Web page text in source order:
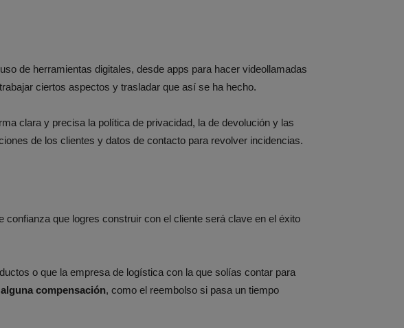
de herramientas digitales, desde apps para hacer videollamadas
ciertos aspectos y trasladar que así se ha hecho.
clara y precisa la política de privacidad, la de devolución y las
de los clientes y datos de contacto para revolver incidencias.
confianza que logres construir con el cliente será clave en el éxito
o que la empresa de logística con la que solías contar para
compensación, como el reembolso si pasa un tiempo